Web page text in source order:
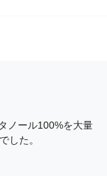
ノール100%を大量
した。